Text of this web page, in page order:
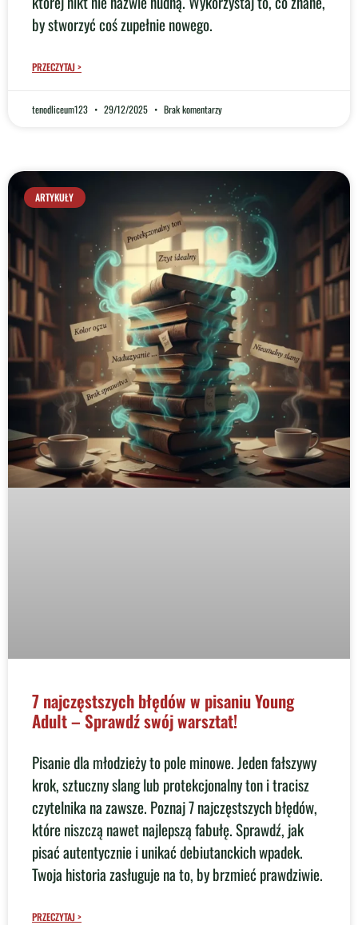
by stworzyć coś zupełnie nowego.
PRZECZYTAJ >
tenodliceum123 29/12/2025 Brak komentarzy
ARTYKUŁY
7 najczęstszych błędów w pisaniu Young
Adult – Sprawdź swój warsztat!
Pisanie dla młodzieży to pole minowe. Jeden fałszywy
krok, sztuczny slang lub protekcjonalny ton i tracisz
czytelnika na zawsze. Poznaj 7 najczęstszych błędów,
które niszczą nawet najlepszą fabułę. Sprawdź, jak
pisać autentycznie i unikać debiutanckich wpadek.
Twoja historia zasługuje na to, by brzmieć prawdziwie.
PRZECZYTAJ >